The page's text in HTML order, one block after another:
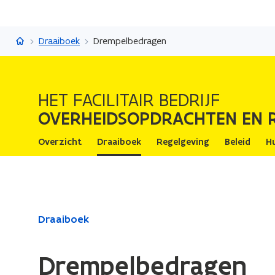
Overheidsopdrachten en raamovereenkomsten
Draaiboek Drempelbedragen
HET FACILITAIR BEDRIJF
OVERHEIDSOPDRACHTEN EN
Overzicht Draaiboek Regelgeving Beleid
GedaanDraaiboek
Drempelbedragen